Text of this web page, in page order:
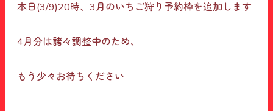
本日(3/9)20時、3月のいちご狩り予約枠を追加します
4月分は諸々調整中のため、
もう少々お待ちください